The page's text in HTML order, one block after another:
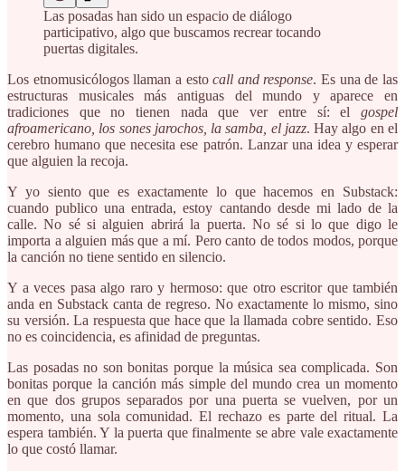
Las posadas han sido un espacio de diálogo
participativo, algo que buscamos recrear tocando
puertas digitales.
Los etnomusicólogos llaman a estocall and response. Es una de las
estructuras musicales más antiguas del mundo y aparece en
tradiciones que no tienen nada que ver entre sí: el gospel
afroamericano, los sones jarochos, la samba, el jazz. Hay algo en el
cerebro humano que necesita ese patrón. Lanzar una idea y esperar
que alguien la recoja.
Y yo siento que es exactamente lo que hacemos en Substack:
cuando publico una entrada, estoy cantando desde mi lado de la
calle. No sé si alguien abrirá la puerta. No sé si lo que digo le
importa a alguien más que a mí. Pero canto de todos modos, porque
la canción no tiene sentido en silencio.
Y a veces pasa algo raro y hermoso: que otro escritor que también
anda en Substack canta de regreso. No exactamente lo mismo, sino
su versión. La respuesta que hace que la llamada cobre sentido. Eso
no es coincidencia, es afinidad de preguntas.
Las posadas no son bonitas porque la música sea complicada. Son
bonitas porque la canción más simple del mundo crea un momento
en que dos grupos separados por una puerta se vuelven, por un
momento, una sola comunidad. El rechazo es parte del ritual. La
espera también. Y la puerta que finalmente se abre vale exactamente
lo que costó llamar.